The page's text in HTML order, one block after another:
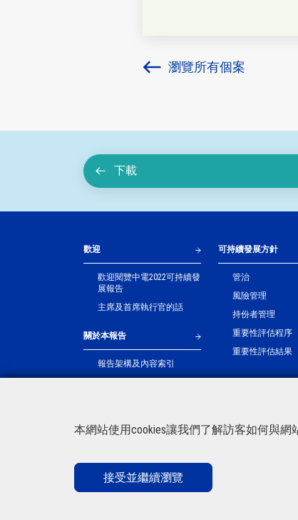
瀏覽所有個案
下載
本網站使用cookies讓我們了解訪客如何與
接受並繼續瀏覽
歡迎
歡迎閱覽中電2022可持續發
展報告
主席及首席執行官的話
關於本報告
報告架構及內容索引
可持續發展方針
管治
風險管理
持份者管理
重要性評估程序
重要性評估結果